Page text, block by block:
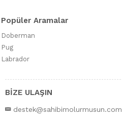
Popüler Aramalar
Doberman
Pug
Labrador
BİZE ULAŞIN
destek@sahibimolurmusun.com